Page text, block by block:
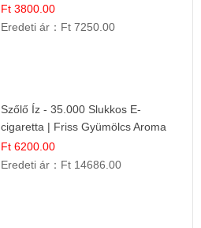
Ft 3800.00
Eredeti ár： Ft 7250.00
Szőlő Íz - 35.000 Slukkos E-
cigaretta | Friss Gyümölcs Aroma
Ft 6200.00
Eredeti ár： Ft 14686.00